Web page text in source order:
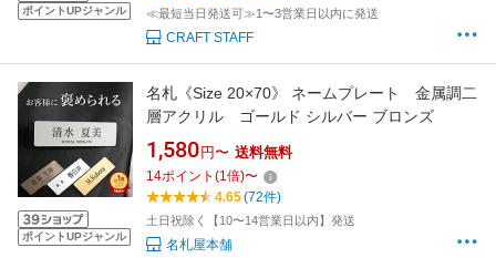
ポイントUPジャンル ≪最短当日発送可≫1〜3営業日以内に発送
CRAFT STAFF
ポイントUPジャンル
名札《Size 20×70》 ネームプレート 金属調二
層アクリル ゴールド シルバー ブロンズ
1,580 円〜 送料無料
14ポイント (1倍)〜
4.65(72件)
土日祝除く【10〜14営業日以内】発送
名札屋本舗